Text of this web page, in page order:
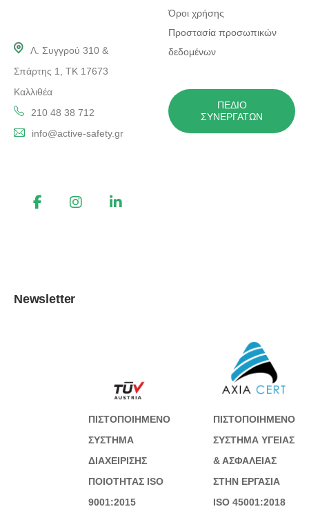
Λ. Συγγρού 310 &
Σπάρτης 1, ΤΚ 17673
Καλλιθέα
210 48 38 712
info@active-safety.gr
Όροι χρήσης
Προστασία προσωπικών
δεδομένων
ΠΕΔΊΟ
ΣΥΝΕΡΓΑΤΏΝ
Newsletter
ΠΙΣΤΟΠΟΙΗΜΕΝΟ
ΣΥΣΤΗΜΑ
ΔΙΑΧΕΙΡΙΣΗΣ
ΠΟΙΟΤΗΤΑΣ ISO
9001:2015
ΠΙΣΤΟΠΟΙΗΜΕΝΟ
ΣΥΣΤΗΜΑ ΥΓΕΙΑΣ
& ΑΣΦΑΛΕΙΑΣ
ΣΤΗΝ ΕΡΓΑΣΙΑ
ISO 45001:2018